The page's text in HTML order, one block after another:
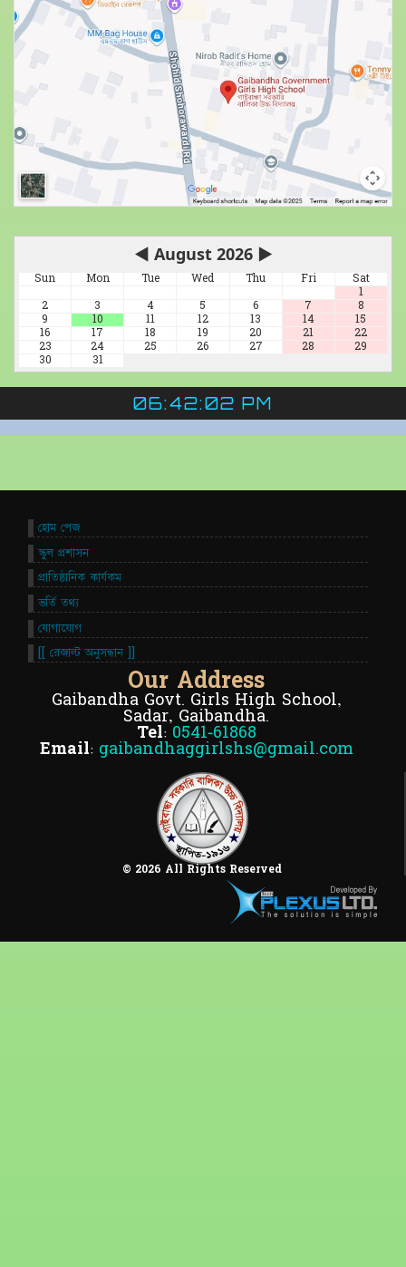
◀ August 2026 ▶
Sun Mon Tue Wed Thu Fri
Sat
1
2
3 4 5 6 7
8
9
10 11 12 13 14
15
16
17 18 19 20 21
22
23
24 25 26 27 28
29
30
31
06:42:02 PM
© 2026 All Rights Reserved
Our Address
Gaibandha Govt. Girls High School,
Sadar, Gaibandha.
Tel: 0541-61868
Email: gaibandhaggirlshs@gmail.com
হোম পেজ
স্কুল প্রশাসন
প্রাতিষ্ঠানিক কার্যকম
ভর্তি তথ্য
যোগাযোগ
[[ রেজাল্ট অনুসন্ধান ]]